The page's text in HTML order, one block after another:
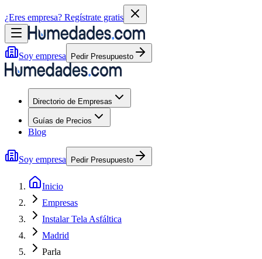
¿Eres empresa? Regístrate gratis
Soy empresa Pedir Presupuesto
Directorio de Empresas
Guías de Precios
Blog
Soy empresa Pedir Presupuesto
Inicio
Empresas
Instalar Tela Asfáltica
Madrid
Parla